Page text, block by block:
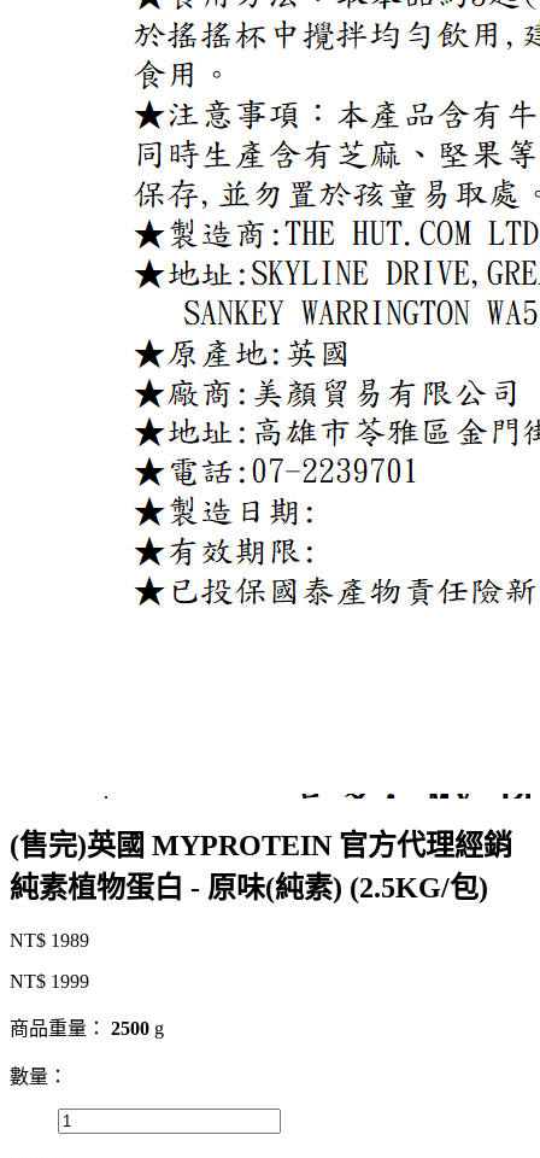
(售完)英國 MYPROTEIN 官方代理經銷
純素植物蛋白 - 原味(純素) (2.5KG/包)
NT$ 1989
NT$ 1999
商品重量： 2500 g
數量：